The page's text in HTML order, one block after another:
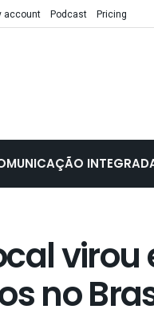
account Podcast
Pricing
virou
no